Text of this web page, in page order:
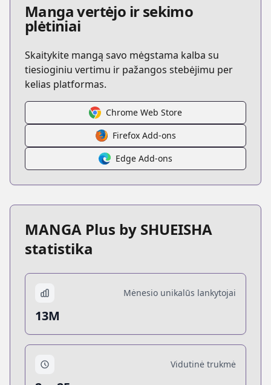
Manga vertėjo ir sekimo
plėtiniai
Skaitykite mangą savo mėgstama kalba su
tiesioginiu vertimu ir pažangos stebėjimu per
kelias platformas.
Chrome Web Store
Firefox Add-ons
Edge Add-ons
MANGA Plus by SHUEISHA
statistika
Mėnesio unikalūs lankytojai
13M
Vidutinė trukmė